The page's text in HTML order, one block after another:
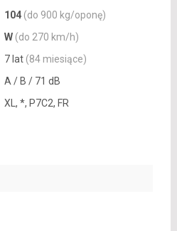
104 (do 900 kg/oponę)
W (do 270 km/h)
7 lat (84 miesiące)
A / B / 71 dB
XL, *, P7C2, FR